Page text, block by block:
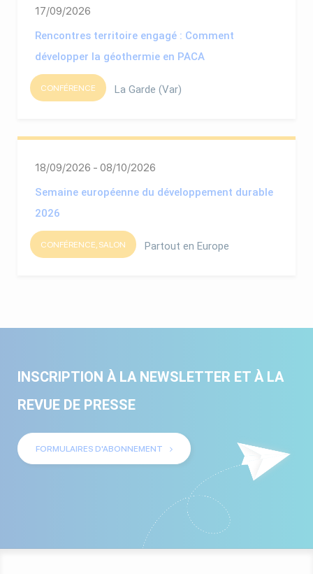
17/09/2026
Rencontres territoire engagé : Comment
développer la géothermie en PACA
CONFÉRENCE La Garde (Var)
18/09/2026 - 08/10/2026
Semaine européenne du développement durable
2026
CONFÉRENCE, SALON Partout en Europe
INSCRIPTION À LA NEWSLETTER ET À LA
REVUE DE PRESSE
FORMULAIRES D'ABONNEMENT